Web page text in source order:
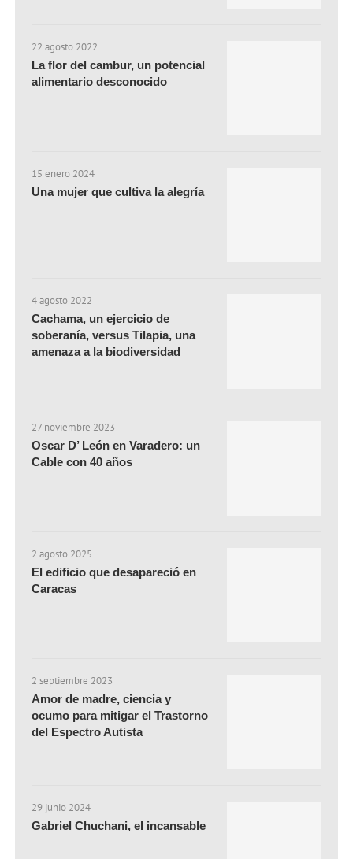
22 agosto 2022
La flor del cambur, un potencial
alimentario desconocido
15 enero 2024
Una mujer que cultiva la alegría
4 agosto 2022
Cachama, un ejercicio de
soberanía, versus Tilapia, una
amenaza a la biodiversidad
27 noviembre 2023
Oscar D’ León en Varadero: un
Cable con 40 años
2 agosto 2025
El edificio que desapareció en
Caracas
2 septiembre 2023
Amor de madre, ciencia y
ocumo para mitigar el Trastorno
del Espectro Autista
29 junio 2024
Gabriel Chuchani, el incansable